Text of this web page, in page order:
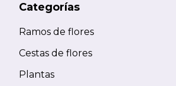
Categorías
Ramos de flores
Cestas de flores
Plantas